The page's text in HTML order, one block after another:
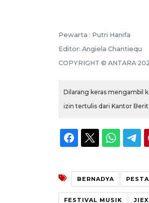
Pewarta : Putri Hanifa
Editor: Angiela Chantiequ
COPYRIGHT © ANTARA
Dilarang keras mengambil
izin tertulis dari Kantor
BERNADYA
FESTIVAL MUSIK